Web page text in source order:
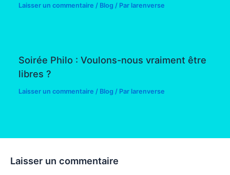
Laisser un commentaire / Blog / Par larenverse
Soirée Philo : Voulons-nous vraiment être
libres ?
Laisser un commentaire / Blog / Par larenverse
Laisser un commentaire